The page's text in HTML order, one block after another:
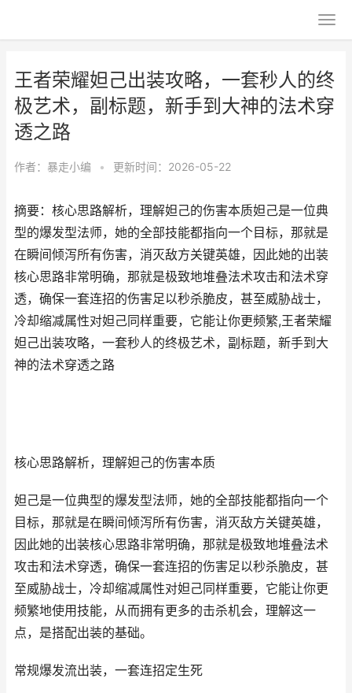
王者荣耀妲己出装攻略，一套秒人的终
极艺术，副标题，新手到大神的法术穿
透之路
作者： 暴走小编 • 更新时间：2026-05-22
摘要：核心思路解析，理解妲己的伤害本质妲己是一位典
型的爆发型法师，她的全部技能都指向一个目标，那就是
在瞬间倾泻所有伤害，消灭敌方关键英雄，因此她的出装
核心思路非常明确，那就是极致地堆叠法术攻击和法术穿
透，确保一套连招的伤害足以秒杀脆皮，甚至威胁战士，
冷却缩减属性对妲己同样重要，它能让你更频繁,王者荣耀
妲己出装攻略，一套秒人的终极艺术，副标题，新手到大
神的法术穿透之路
核心思路解析，理解妲己的伤害本质
妲己是一位典型的爆发型法师，她的全部技能都指向一个
目标，那就是在瞬间倾泻所有伤害，消灭敌方关键英雄，
因此她的出装核心思路非常明确，那就是极致地堆叠法术
攻击和法术穿透，确保一套连招的伤害足以秒杀脆皮，甚
至威胁战士，冷却缩减属性对妲己同样重要，它能让你更
频繁地使用技能，从而拥有更多的击杀机会，理解这一
点，是搭配出装的基础。
常规爆发流出装，一套连招定生死